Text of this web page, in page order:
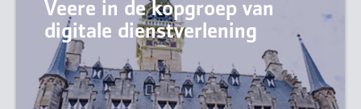
Veere in de kopgroep van
digitale dienstverlening